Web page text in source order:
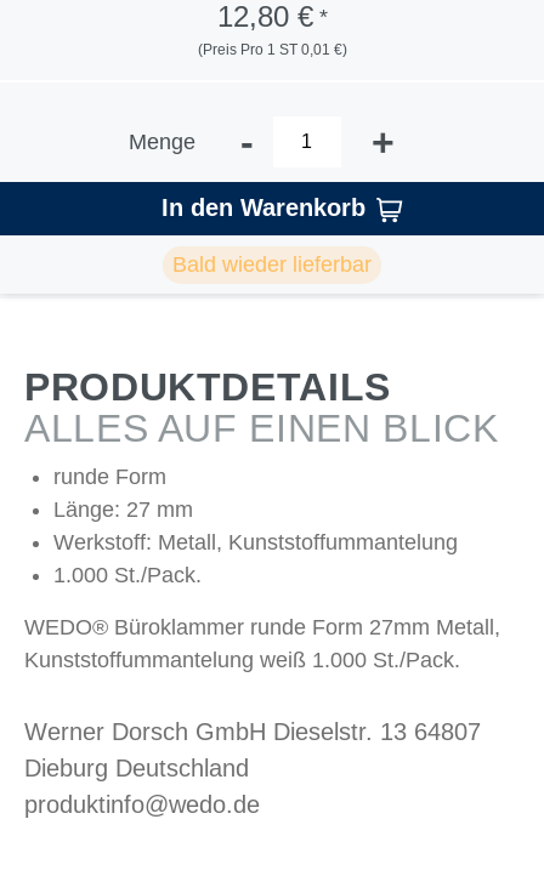
12,80 €*
(Preis Pro 1 ST 0,01 €)
Menge - +
In den Warenkorb
Bald wieder lieferbar
PRODUKTDETAILS
ALLES AUF EINEN BLICK
runde Form
Länge: 27 mm
Werkstoff: Metall, Kunststoffummantelung
1.000 St./Pack.
WEDO® Büroklammer runde Form 27mm Metall,
Kunststoffummantelung weiß 1.000 St./Pack.
Werner Dorsch GmbH Dieselstr. 13 64807
Dieburg Deutschland
produktinfo@wedo.de